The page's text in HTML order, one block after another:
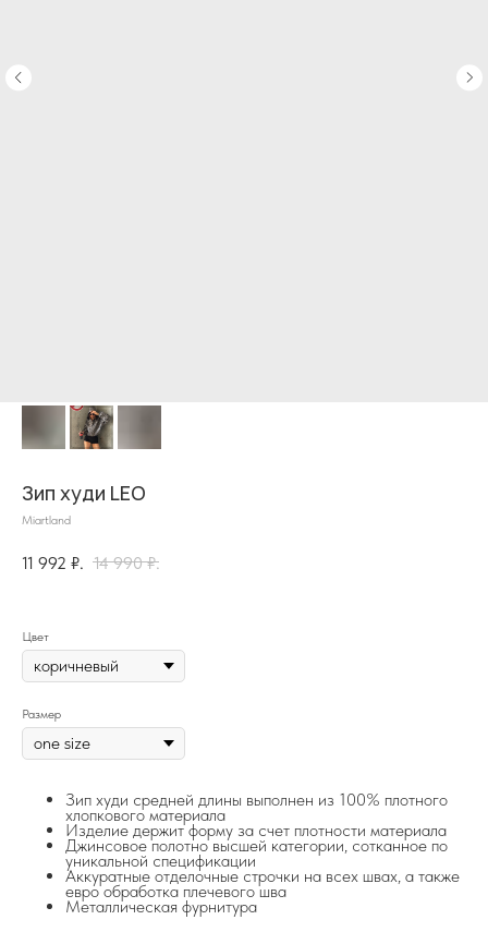
Зип худи LEO
Miartland
11 992 ₽. 14 990 ₽.
Размер
Цвет
Зип худи средней длины выполнен из 100% плотного
хлопкового материала
Изделие держит форму за счет плотности материала
Джинсовое полотно высшей категории, сотканное по
уникальной спецификации
Аккуратные отделочные строчки на всех швах, а также
евро обработка плечевого шва
Металлическая фурнитура
на главную
info@frwl.store
+7 919 690-30-30